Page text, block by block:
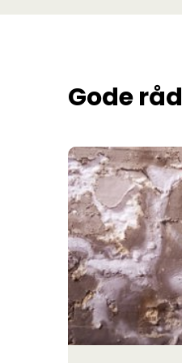
Gode